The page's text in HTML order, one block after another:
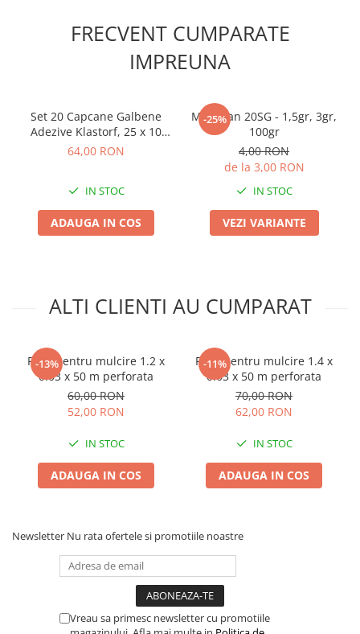
FRECVENT CUMPARATE
IMPREUNA
Set 20 Capcane Galbene
Adezive Klastorf, 25 x 10
cm, cu Feromoni, pentru
64,00 RON
IN STOC
ADAUGA IN COS
-25%
Mospilan 20SG - 1,5gr, 3gr,
100gr
4,00 RON
de la 3,00 RON
IN STOC
VEZI VARIANTE
ALTI CLIENTI AU CUMPARAT
-13%
Folie pentru mulcire 1.2 x
0.03 x 50 m perforata
60,00 RON
52,00 RON
IN STOC
ADAUGA IN COS
-11%
Folie pentru mulcire 1.4 x
0.03 x 50 m perforata
70,00 RON
62,00 RON
IN STOC
ADAUGA IN COS
Newsletter Nu rata ofertele si promotiile noastre
Vreau sa primesc newsletter cu promotiile